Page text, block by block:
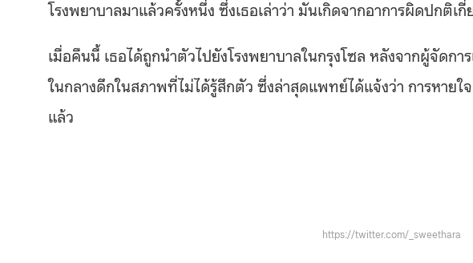
โรงพยาบาลมาแล้วครั้งหนึ่ง ซึ่งเธอเล่าว่า มันเกิดจากอาการผิดปกติเ
เมื่อคืนนี้ เธอได้ถูกนำตัวไปยังโรงพยาบาลในกรุงโซล หลังจากผู้จัดก
ในกลางดึกในสภาพที่ไม่ได้รู้สึกตัว ซึ่งล่าสุดแพทย์ได้แจ้งว่า การหาย
แล้ว
https://twitter.com/_sweethara